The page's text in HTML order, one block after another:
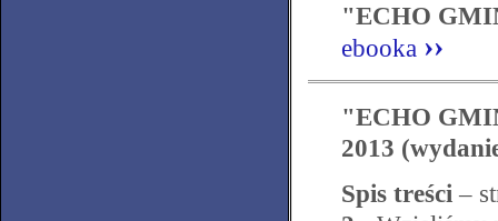
"ECHO
ebooka ››
"ECHO
2013
Spis treści –